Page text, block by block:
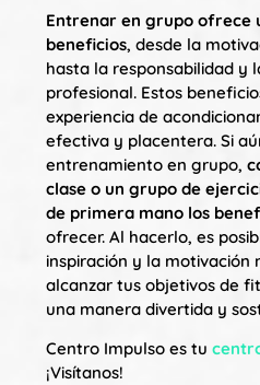
Entrenar en grupo ofrece
beneficios, desde la
hasta la responsabilidad y
profesional. Estos
experiencia de
efectiva y placentera. Si
entrenamiento en grupo,
clase o un grupo de
de primera mano los
ofrecer. Al hacerlo, es
inspiración y la motivación
alcanzar tus objetivos de
una manera divertida y
Centro Impulso es tu
¡Visítanos!